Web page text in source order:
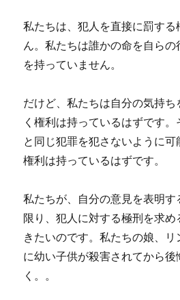
私たちは、犯人を直接に罰す
ん。私たちは誰かの命を自ら
を持っていません。
だけど、私たちは自分の気持
く権利は持っているはずです
と同じ犯罪を犯さないように
権利は持っているはずです。
私たちが、自分の意見を表明す
限り、犯人に対する極刑を求
きたいのです。私たちの娘、リ
に幼い子供が殺害されてから後
く。。